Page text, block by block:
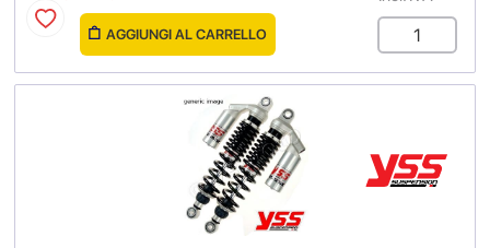
AGGIUNGI AL CARRELLO